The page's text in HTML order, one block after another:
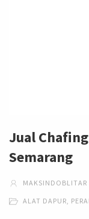
Jual
Semarang
MAKSINDOBLITAR
ALAT DAPUR